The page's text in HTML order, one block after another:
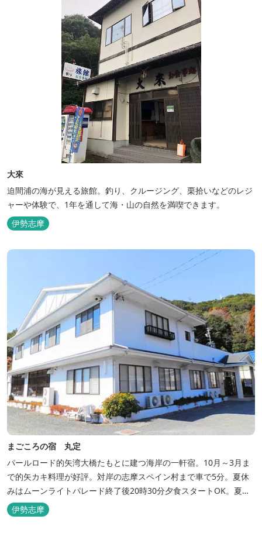
大來
迫間浦の海が見える旅館。釣り、クルージング、栗拾いなどのレジ
ャーや体験で、1年を通して海・山の自然を満喫できます。
伊勢志摩
まごころの宿 丸定
パールロード的矢湾大橋たもとに建つ海岸の一軒宿。10月～3月ま
で的矢カキ料理が好評。対岸の志摩スペイン村まで車で5分。夏休
みはムーンライトパレード終了後20時30分夕食スタートOK。夏ガ
キ6月～8月も好評。
伊勢志摩